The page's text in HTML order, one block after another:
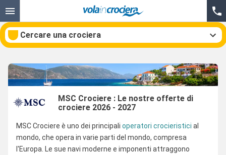
Cercare una crociera
Mesi di partenza
Porti Compagnie
MSC Crociere : Le nostre offerte di
crociere 2026 - 2027
MSC Crociere è uno dei principali operatori crocieristici al
mondo, che opera in varie parti del mondo, compresa
l'Europa. Le sue navi moderne e imponenti attraggono